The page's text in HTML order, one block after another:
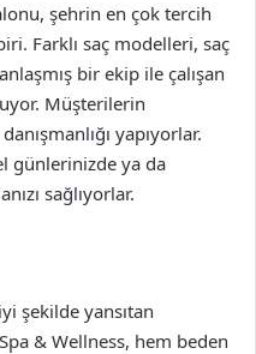
şehrin en çok tercih
Farklı saç modelleri, saç
bir ekip ile çalışan
Müşterilerin
yapıyorlar.
günlerinizde ya da
sağlıyorlar.
şekilde yansıtan
& Wellness, hem beden